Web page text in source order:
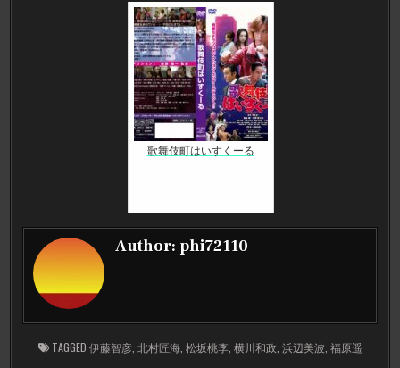
歌舞伎町はいすくーる
Author: phi72110
TAGGED 伊藤智彦, 北村匠海, 松坂桃李, 横川和政 浜辺美波 福原遥